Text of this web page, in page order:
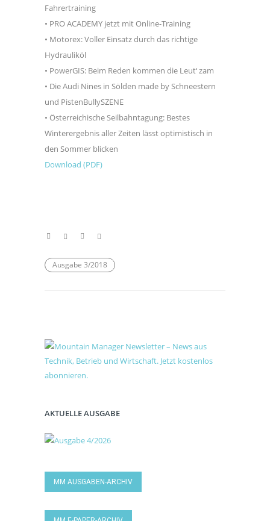
Fahrertraining
• PRO ACADEMY jetzt mit Online-Training
• Motorex: Voller Einsatz durch das richtige
Hydrauliköl
• PowerGIS: Beim Reden kommen die Leut‘ zam
• Die Audi Nines in Sölden made by Schneestern
und PistenBullySZENE
• Österreichische Seilbahntagung: Bestes
Winterergebnis aller Zeiten lässt optimistisch in
den Sommer blicken
Download (PDF)
Ausgabe 3/2018
AKTUELLE AUSGABE
MM AUSGABEN-ARCHIV